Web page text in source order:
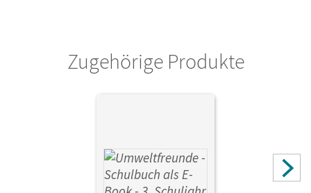
Herausgeber/-inZugehörige Produkte